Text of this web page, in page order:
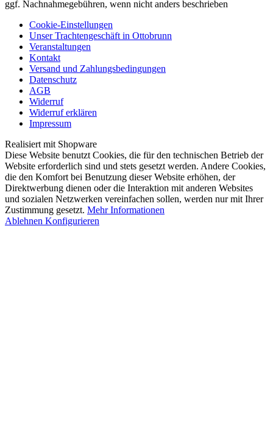
ggf. Nachnahmegebühren, wenn nicht anders beschrieben
Cookie-Einstellungen
Unser Trachtengeschäft in Ottobrunn
Veranstaltungen
Kontakt
Versand und Zahlungsbedingungen
Datenschutz
AGB
Widerruf
Widerruf erklären
Impressum
Realisiert mit Shopware
Diese Website benutzt Cookies, die für den technischen Betrieb der
Website erforderlich sind und stets gesetzt werden. Andere Cookies,
die den Komfort bei Benutzung dieser Website erhöhen, der
Direktwerbung dienen oder die Interaktion mit anderen Websites
und sozialen Netzwerken vereinfachen sollen, werden nur mit Ihrer
Zustimmung gesetzt. Mehr Informationen
Ablehnen Konfigurieren